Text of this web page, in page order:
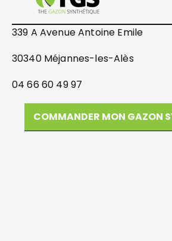
339 A Avenue Antoine Emile
30340 Méjannes-les-Alès
04 66 60 49 97
COMMANDER MON GAZON